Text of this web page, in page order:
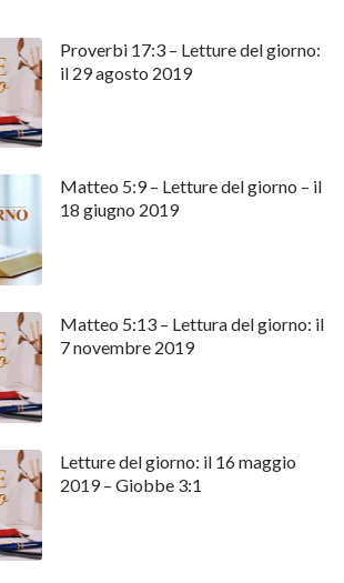
" condividerne di più :
La Parola di Dio risolve i miei
conflitti familiari
Proverbi 17:3 – Letture del giorno:
il 29 agosto 2019
Matteo 5:9 – Letture del giorno – il
18 giugno 2019
Matteo 5:13 – Lettura del giorno: il
7 novembre 2019
Letture del giorno: il 16 maggio
2019 – Giobbe 3:1